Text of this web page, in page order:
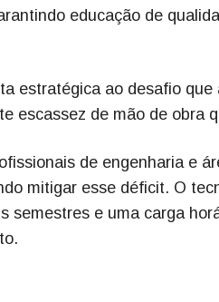
educação de
estratégica ao desafio
escassez de mão de obra
de engenharia e
mitigar esse déficit. O
semestres e uma carga